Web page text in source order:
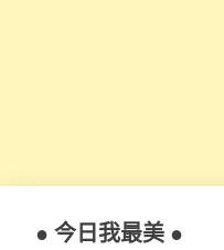
● 今日我最美 ●